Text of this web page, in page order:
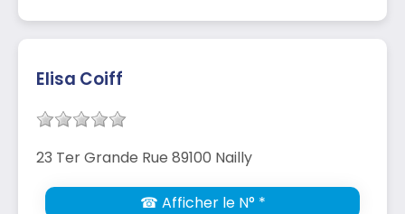
Elisa Coiff
23 Ter Grande Rue 89100 Nailly
☎ Afficher le N° *